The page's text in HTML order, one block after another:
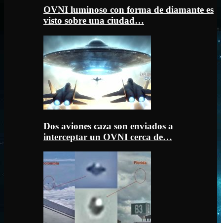
OVNI luminoso con forma de diamante es
visto sobre una ciudad…
Dos aviones caza son enviados a
interceptar un OVNI cerca de…